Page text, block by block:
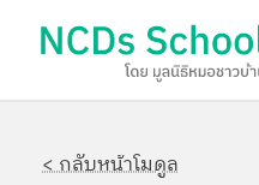
< กลับหน้าโมดูล